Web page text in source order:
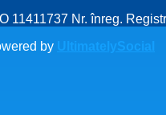
11411737 Nr. înreg.
by UltimatelySocial